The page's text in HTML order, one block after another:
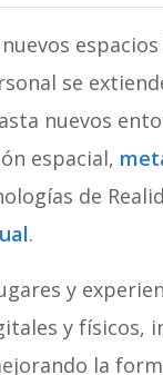
se
nuevos
espacial,
de
.
y
y físicos,
la